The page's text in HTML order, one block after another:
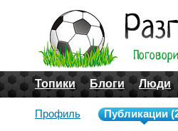
Топики Блоги Люди
Профиль Публикации